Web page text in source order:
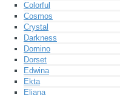
Colorful
Cosmos
Crystal
Darkness
Domino
Dorset
Edwina
Ekta
Eliana